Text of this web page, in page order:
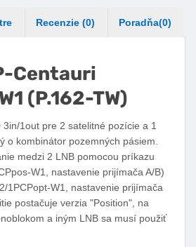
Recenzie (0) Poradňa(0)
Centauri
(P.162-TW)
3in/1out pre 2 satelitné pozície a 1
o kombinátor pozemných pásiem.
medzi 2 LNB pomocou príkazu
W1, nastavenie prijímača A/B)
1PCPopt-W1, nastavenie prijímača
postačuje verzia "Position", na
a iným LNB sa musí použiť